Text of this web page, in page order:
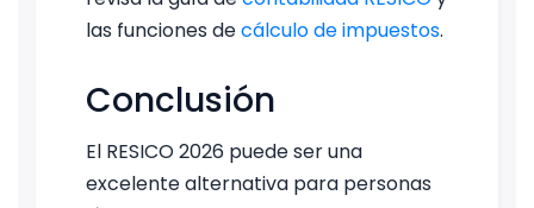
las funciones decálculo de impuestos.
Conclusión
El RESICO 2026 puede ser una
excelente alternativa para personas